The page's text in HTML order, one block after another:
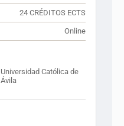
24 CRÉDITOS ECTS
Online
Universidad Católica de
Ávila